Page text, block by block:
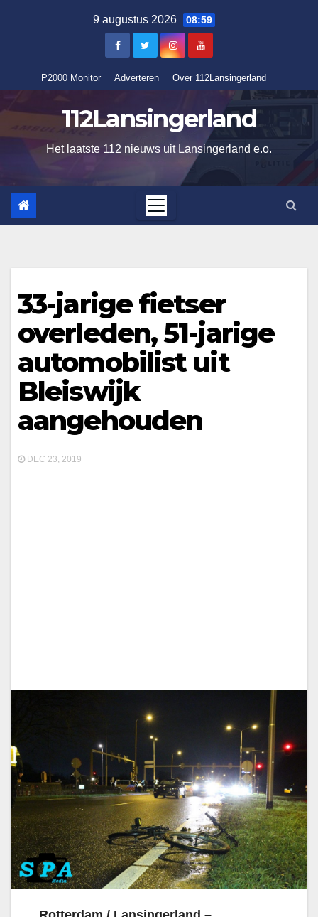
9 augustus 2026 08:59
P2000 Monitor Adverteren Over 112Lansingerland
112Lansingerland
Het laatste 112 nieuws uit Lansingerland e.o.
33-jarige fietser
overleden, 51-jarige
automobilist uit
Bleiswijk
aangehouden
DEC 23, 2019